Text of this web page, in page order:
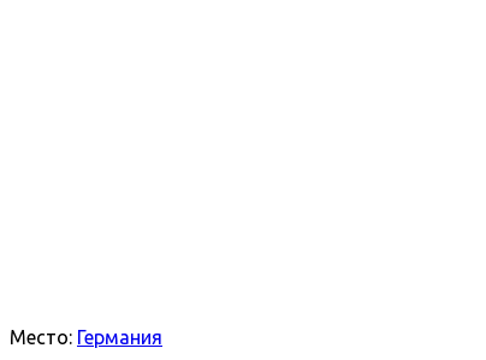
Место: Германия